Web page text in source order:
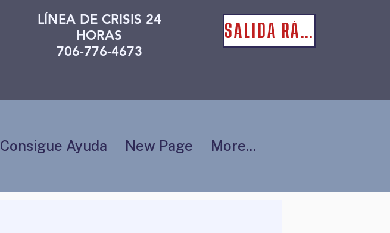
LÍNEA DE CRISIS 24
HORAS
706-776-4673
Consigue Ayuda New Page More...